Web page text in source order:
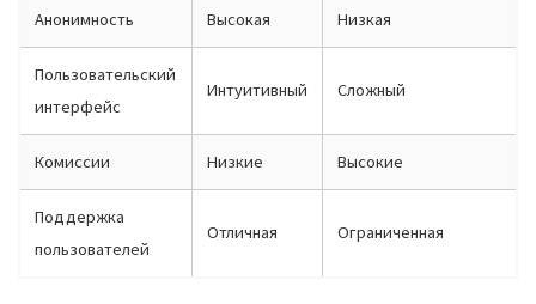
Анонимность Высокая Низкая
Пользовательский
интерфейс
Интуитивный Сложный
Комиссии Низкие Высокие
Поддержка
пользователей
Отличная Ограниченная